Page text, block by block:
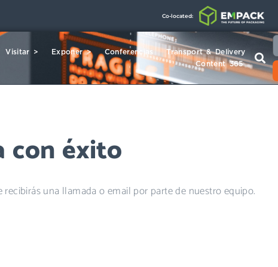
Co-located:
Visitar > Exponer > Conferencias
Transport & Delivery
Content 365
con éxito
una llamada o email por parte de nuestro equipo.